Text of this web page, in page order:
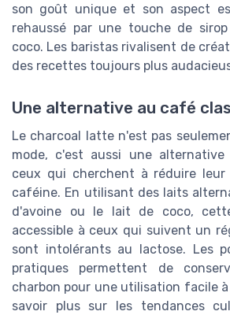
son goût unique et son aspect
rehaussé par une touche de
coco. Les baristas rivalisent de
des recettes toujours plus
Une alternative au café
Le charcoal latte n'est pas
mode, c'est aussi une alternative
ceux qui cherchent à réduire leur
caféine. En utilisant des laits
d'avoine ou le lait de coco,
accessible à ceux qui suivent un
sont intolérants au lactose. Les
pratiques permettent de
charbon pour une utilisation facile à
savoir plus sur les tendances